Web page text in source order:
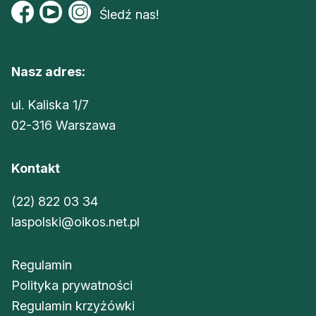
Śledź nas!
Nasz adres:
ul. Kaliska 1/7
02-316 Warszawa
Kontakt
(22) 822 03 34
laspolski@oikos.net.pl
Regulamin
Polityka prywatności
Regulamin krzyżówki